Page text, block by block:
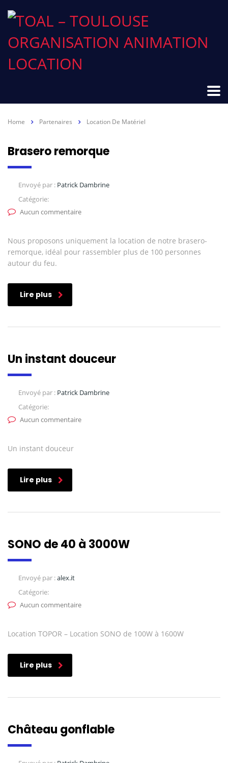
Home Partenaires Location De Matériel
Brasero remorque
Envoyé par : Patrick Dambrine
Catégorie:
Aucun commentaire
Nous proposons uniquement la location de notre brasero-
remorque, idéal pour rassembler plus de 100 personnes
autour du feu.
Lire plus
Un instant douceur
Envoyé par : Patrick Dambrine
Catégorie:
Aucun commentaire
Un instant douceur
Lire plus
SONO de 40 à 3000W
Envoyé par :alex.it
Catégorie:
Aucun commentaire
Location TOPOR – Location SONO de 100W à 1600W
Lire plus
Château gonflable